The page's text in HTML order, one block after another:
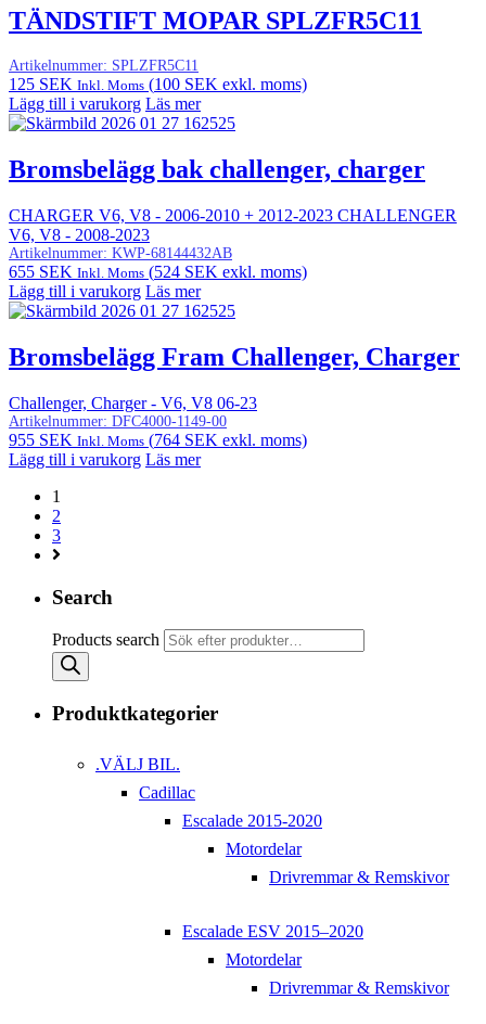
TÄNDSTIFT MOPAR SPLZFR5C11
Artikelnummer: SPLZFR5C11
125 SEK Inkl. Moms (100 SEK exkl. moms)
Lägg till i varukorg Läs mer
Bromsbelägg bak challenger, charger
CHARGER V6, V8 - 2006-2010 + 2012-2023 CHALLENGER
V6, V8 - 2008-2023
Artikelnummer: KWP-68144432AB
655 SEK Inkl. Moms (524 SEK exkl. moms)
Lägg till i varukorg Läs mer
Bromsbelägg Fram Challenger, Charger
Challenger, Charger - V6, V8 06-23
Artikelnummer: DFC4000-1149-00
955 SEK Inkl. Moms (764 SEK exkl. moms)
Lägg till i varukorg Läs mer
1
2
3
Search
Products search
Produktkategorier
.VÄLJ BIL.
Cadillac
Escalade 2015-2020
Motordelar
Drivremmar & Remskivor
Escalade ESV 2015–2020
Motordelar
Drivremmar & Remskivor